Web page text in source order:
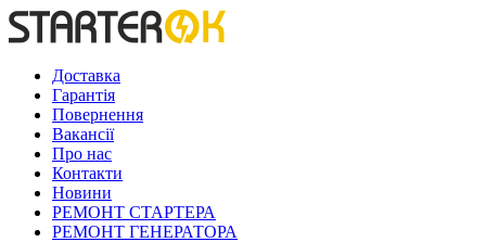
Доставка
Гарантія
Повернення
Вакансії
Про нас
Контакти
Новини
РЕМОНТ СТАРТЕРА
РЕМОНТ ГЕНЕРАТОРА